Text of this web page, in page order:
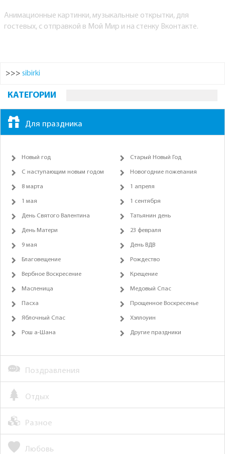
Анимационные картинки, музыкальные открытки, для
гостевых, с отправкой в Мой Мир и на стенку Вконтакте.
>>> sibirki
КАТЕГОРИИ
Для праздника
Новый год Старый Новый Год
С наступающим новым годом Новогодние пожелания
8 марта 1 апреля
1 мая 1 сентября
День Святого Валентина Татьянин день
День Матери 23 февраля
9 мая День ВДВ
Благовещение Рождество
Вербное Воскресение Крещение
Масленица Медовый Спас
Пасха Прощенное Воскресенье
Яблочный Спас Хэллоуин
Рош а-Шана Другие праздники
Поздравления
Отдых
Разное
Любовь